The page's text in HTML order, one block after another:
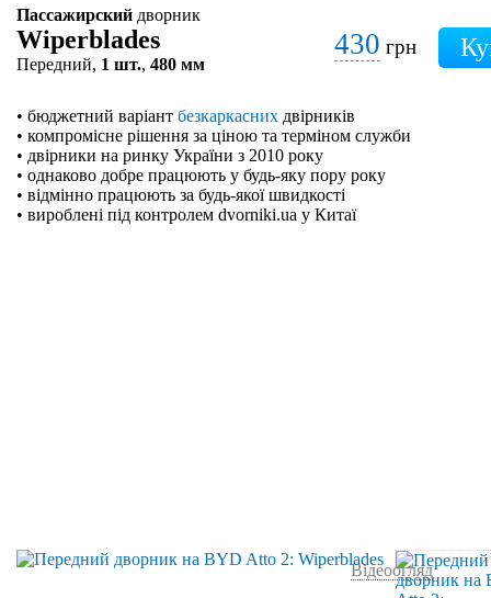
Пассажирский дворник
Wiperblades
Передний, 1 шт., 480 мм
430 грн
• бюджетний варіант безкаркасних двірників
• компромісне рішення за ціною та терміном служби
• двірники на ринку України з 2010 року
• однаково добре працюють у будь-яку пору року
• відмінно працюють за будь-якої швидкості
• вироблені під контролем dvorniki.ua у Китаї
Відеоогляд